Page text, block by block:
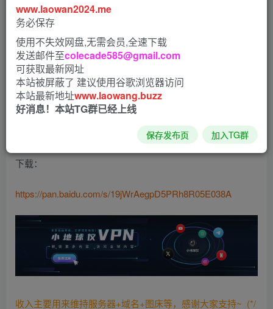
一键自动识别字幕，视频加字幕，文字视频制作，视频字幕
动画编辑、一键合成超炫文字快字幕视频！零门槛一键制作
文字视频！手机就能把你的语音说话内容秒变爆款文字动
画，软件里超多实用功能，免登录解锁会员版！
软件截图
下载：
https://pan.baidu.com/s/19jWrAegpD5PRh8R05E038A
收入主要用来维持服务器+域名+图床等，感谢大家支持~ (*/
www.laowan2024.me
务必保存
使用不失效网盘,无需会员,全速下载
发送邮件至colecade585@gmail.com
可获取最新网址
本站被屏蔽了 建议使用谷歌浏览器访问
本站最新地址www.laowang.buzz
好消息！本站TG群已经上线
保存发布页 加入TG群